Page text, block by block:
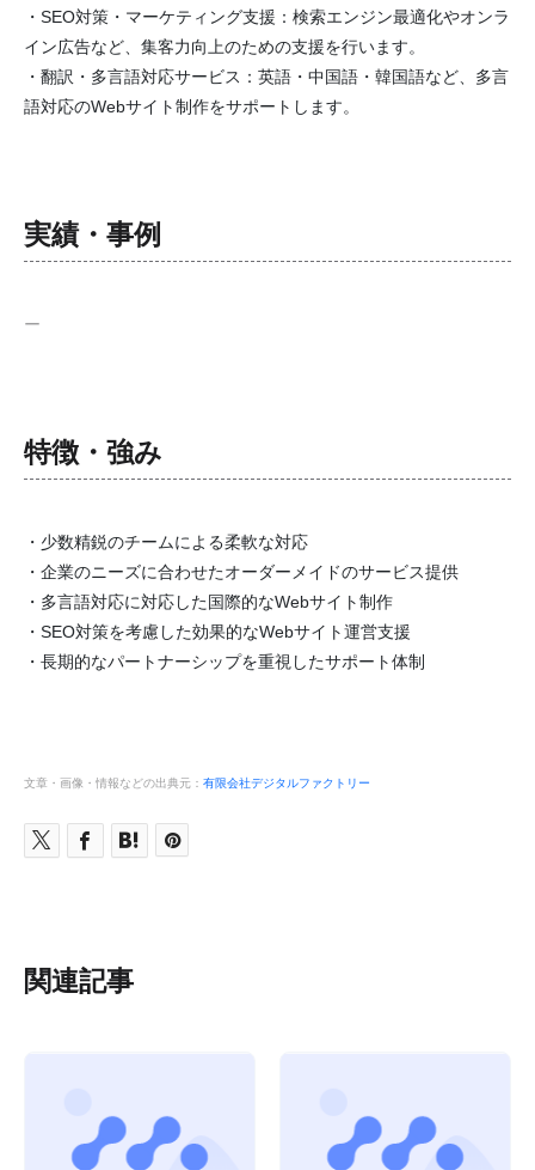
・SEO対策・マーケティング支援：検索エンジン最適化やオンラ
イン広告など、集客力向上のための支援を行います。
・翻訳・多言語対応サービス：英語・中国語・韓国語など、多言
語対応のWebサイト制作をサポートします。
実績・事例
ー
特徴・強み
・少数精鋭のチームによる柔軟な対応
・企業のニーズに合わせたオーダーメイドのサービス提供
・多言語対応に対応した国際的なWebサイト制作
・SEO対策を考慮した効果的なWebサイト運営支援
・長期的なパートナーシップを重視したサポート体制
文章・画像・情報などの出典元： 有限会社デジタルファクトリー
関連記事